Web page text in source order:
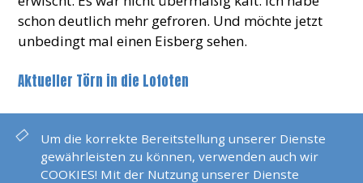
schon deutlich mehr gefroren. Und möchte jetzt
unbedingt mal einen Eisberg sehen.
Aktueller Törn in die Lofoten
BILDER
Um die korrekte Bereitstellung unserer Dienste
gewährleisten zu können, verwenden auch wir
COOKIES! Mit der Nutzung unserer Dienste